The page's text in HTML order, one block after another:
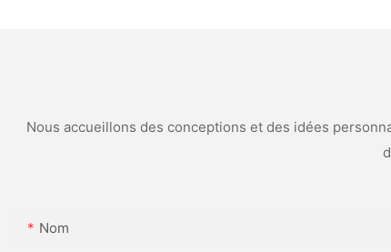
Nous accueillons des conceptions et des idées
Nom